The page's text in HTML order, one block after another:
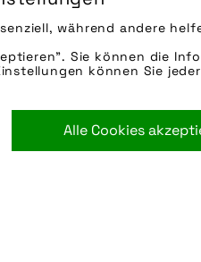
während andere
Sie können die
können Sie
Alle Cookies
,fahrer berlin gmbh,
,
stadt,straße,
& co kg